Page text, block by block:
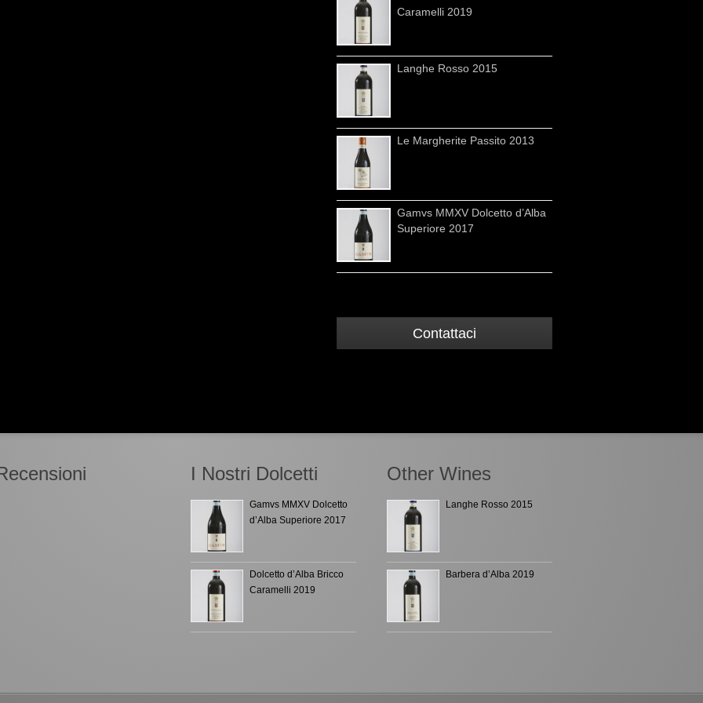
Caramelli 2019
Langhe Rosso 2015
Le Margherite Passito 2013
Gamvs MMXV Dolcetto d’Alba
Superiore 2017
Contattaci
I Nostri Dolcetti
Gamvs MMXV Dolcetto
d’Alba Superiore 2017
Dolcetto d’Alba Bricco
Caramelli 2019
Other Wines
Langhe Rosso 2015
Barbera d’Alba 2019